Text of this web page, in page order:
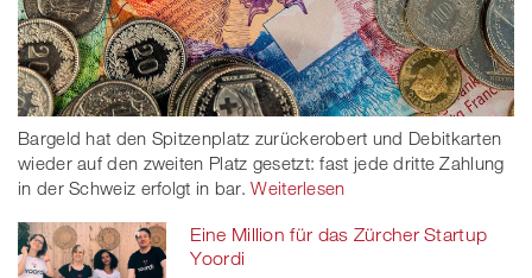
Bargeld hat den Spitzenplatz zurückerobert und Debitkarten
wieder auf den zweiten Platz gesetzt: fast jede dritte Zahlung
in der Schweiz erfolgt in bar. Weiterlesen
Eine Million für das Zürcher Startup
Yoordi